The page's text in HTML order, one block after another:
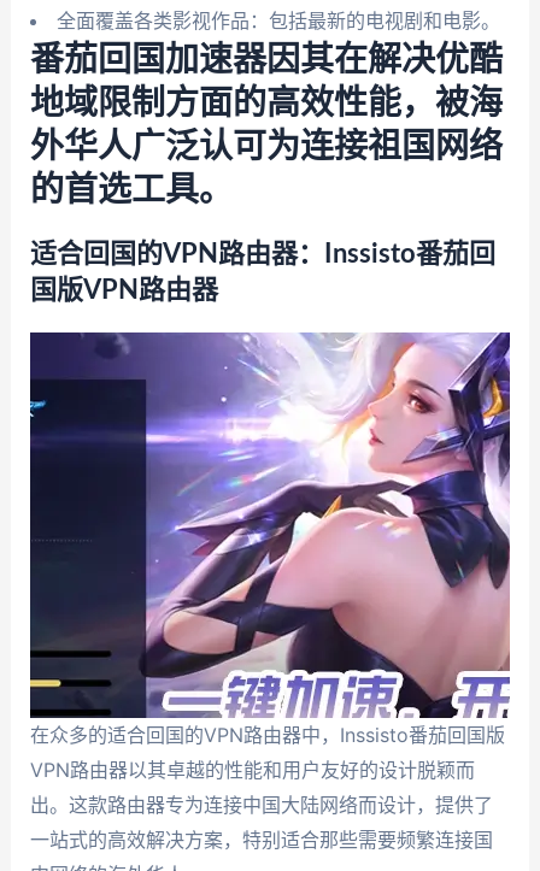
全面覆盖各类影视作品：包括最新的电视剧和电影。
番茄回国加速器因其在解决优酷
地域限制方面的高效性能，被海
外华人广泛认可为连接祖国网络
的首选工具。
适合回国的VPN路由器：Inssisto番茄回
国版VPN路由器
在众多的适合回国的VPN路由器中，Inssisto番茄回国版
VPN路由器以其卓越的性能和用户友好的设计脱颖而
出。这款路由器专为连接中国大陆网络而设计，提供了
一站式的高效解决方案，特别适合那些需要频繁连接国